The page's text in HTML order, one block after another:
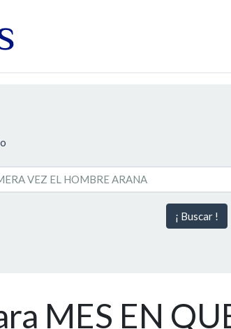
¡ Buscar !
MES EN